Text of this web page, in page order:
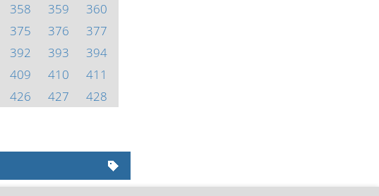
358 359
360
375 376
377
392 393
394
409 410
411
426 427
428